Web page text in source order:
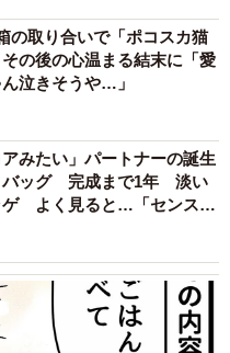
の取り合いで「ポコスカ猫
の後の心温まる結末に「愛
泣きそうや…」
アみたい」パートナーの誕生
バッグ 完成まで1年 淡い
ゲ よく見ると…「センスす